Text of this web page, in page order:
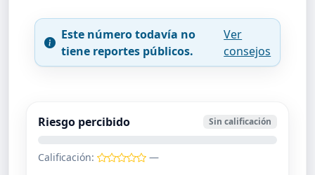
Este número todavía no
tiene reportes públicos.
Ver
consejos
Riesgo percibido Sin calificación
Calificación: —